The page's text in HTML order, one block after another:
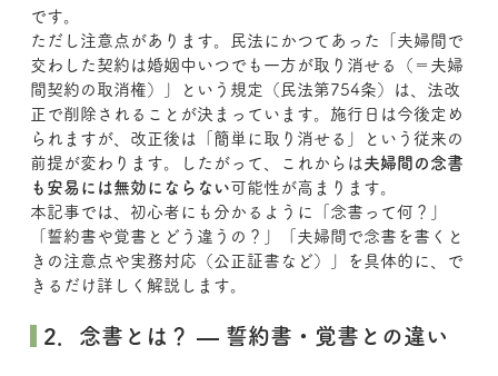
です。
ただし注意点があります。民法にかつてあった「夫婦間で
交わした契約は婚姻中いつでも一方が取り消せる（＝夫婦
間契約の取消権）」という規定（民法第754条）は、法改
正で削除されることが決まっています。施行日は今後定め
られますが、改正後は「簡単に取り消せる」という従来の
前提が変わります。したがって、これからは 夫婦間の念書
も安易には無効にならない可能性が高まります。
本記事では、初心者にも分かるように「念書って何？」
「誓約書や覚書とどう違うの？」「夫婦間で念書を書くと
きの注意点や実務対応（公正証書など）」を具体的に、で
きるだけ詳しく解説します。
2．念書とは？ — 誓約書・覚書との違い